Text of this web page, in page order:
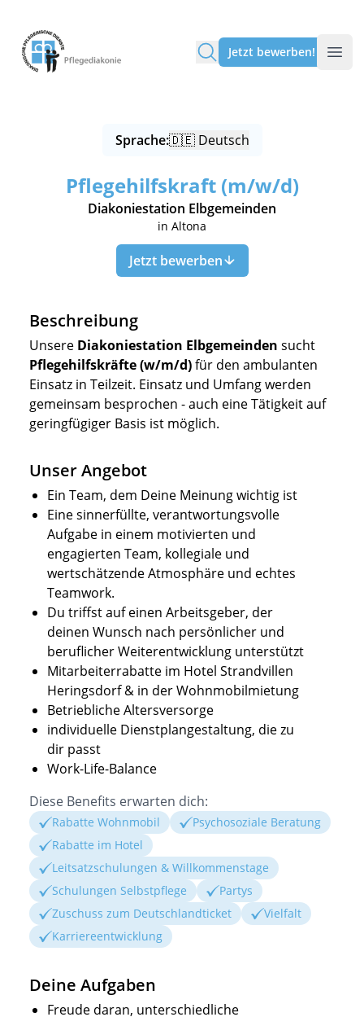
Pflegediakonie Alten Eichen
Jetzt bewerben!
Sprache:🇩🇪 Deutsch
Pflegehilfskraft (m/w/d)
Diakoniestation Elbgemeinden
in Altona
Jetzt bewerben
Beschreibung
Unsere Diakoniestation Elbgemeinden sucht
Pflegehilfskräfte (w/m/d)für den ambulanten
Einsatz in Teilzeit. Einsatz und Umfang werden
gemeinsam besprochen - auch eine Tätigkeit auf
geringfügiger Basis ist möglich.
Unser Angebot
Ein Team, dem Deine Meinung wichtig ist
Eine sinnerfüllte, verantwortungsvolle
Aufgabe in einem motivierten und
engagierten Team, kollegiale und
wertschätzende Atmosphäre und echtes
Teamwork.
Du triffst auf einen Arbeitsgeber, der
deinen Wunsch nach persönlicher und
beruflicher Weiterentwicklung unterstützt
Mitarbeiterrabatte im Hotel Strandvillen
Heringsdorf & in der Wohnmobilmietung
Betriebliche Altersversorge
individuelle Dienstplangestaltung, die zu
dir passt
Work-Life-Balance
Diese Benefits erwarten dich:
Rabatte Wohnmobil
Psychosoziale Beratung
Rabatte im Hotel
Leitsatzschulungen & Willkommenstage
Schulungen Selbstpflege
Partys
Zuschuss zum Deutschlandticket
Vielfalt
Karriereentwicklung
Deine Aufgaben
Freude daran, unterschiedliche